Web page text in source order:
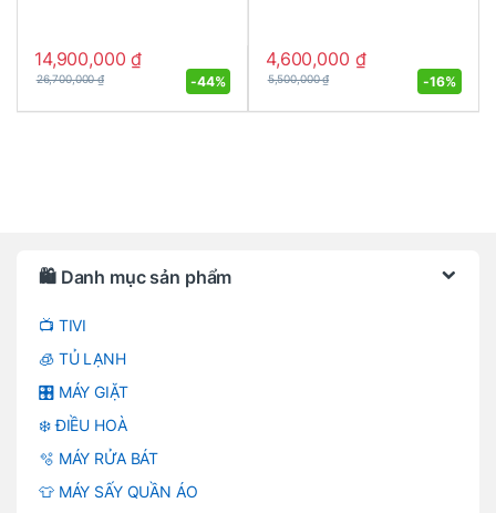
14,900,000₫
26,700,000₫ -44%
4,600,000 ₫
5,500,000₫ -16%
🛍️ Danh mục sản phẩm
📺 TIVI
🧊 TỦ LẠNH
🎛️ MÁY GIẶT
❄️ ĐIỀU HOÀ
🫧 MÁY RỬA BÁT
👕 MÁY SẤY QUẦN ÁO